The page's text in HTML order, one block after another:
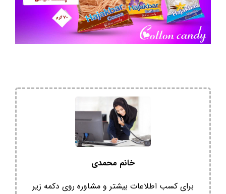
خانم محمدی
برای کسب اطلاعات بیشتر و مشاوره روی دکمه زیر